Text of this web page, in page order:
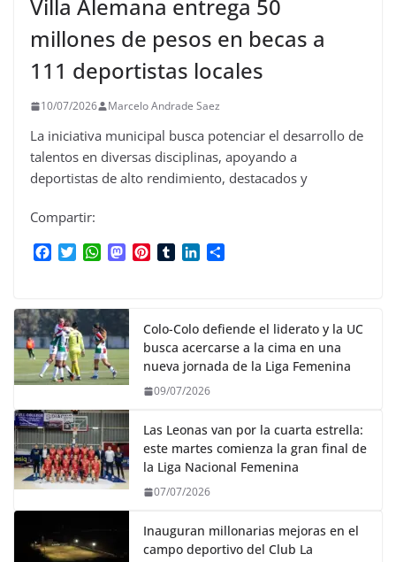
Villa Alemana entrega 50
millones de pesos en becas a
111 deportistas locales
10/07/2026 Marcelo Andrade Saez
La iniciativa municipal busca potenciar el desarrollo de
talentos en diversas disciplinas, apoyando a
deportistas de alto rendimiento, destacados y
Compartir:
e
b
o
o
k
t
t
e
r
W
t
s
A
p
p
M
t
o
d
n
e
r
e
s
t
l
r
e
d
I
n
a
r
t
i
Colo-Colo defiende el liderato y la UC
busca acercarse a la cima en una
nueva jornada de la Liga Femenina
09/07/2026
Las Leonas van por la cuarta estrella:
este martes comienza la gran final de
la Liga Nacional Femenina
07/07/2026
Inauguran millonarias mejoras en el
campo deportivo del Club La